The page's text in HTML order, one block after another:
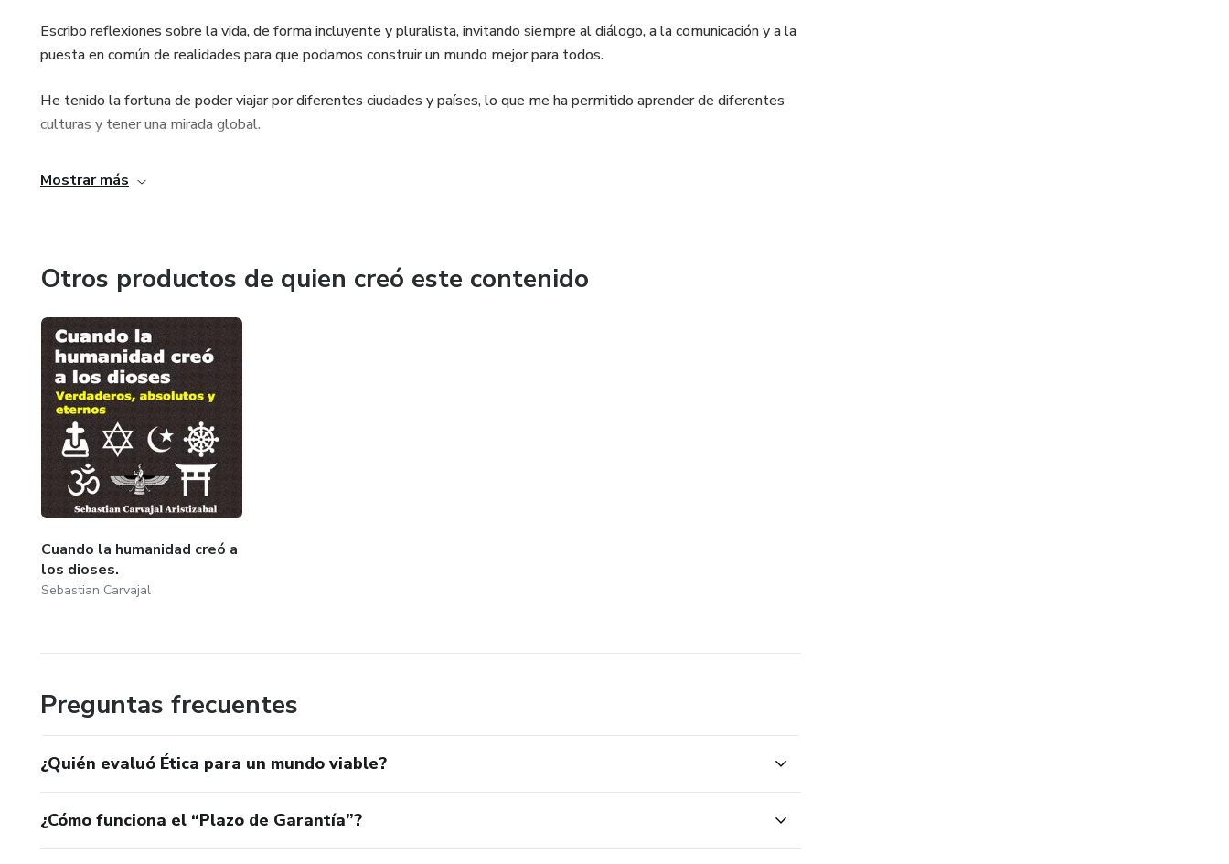
Escribo reflexiones sobre la vida, de forma incluyente y pluralista, invitando siempre al diálogo, a la comunicación y a la
puesta en común de realidades para que podamos construir un mundo mejor para todos.
He tenido la fortuna de poder viajar por diferentes ciudades y países, lo que me ha permitido aprender de diferentes
culturas y tener una mirada global.
Mostrar más
Otros productos de quien creó este contenido
Cuando la humanidad creó a
los dioses.
Sebastian Carvajal
Preguntas frecuentes
¿Quién evaluó Ética para un mundo viable?
¿Cómo funciona el “Plazo de Garantía”?